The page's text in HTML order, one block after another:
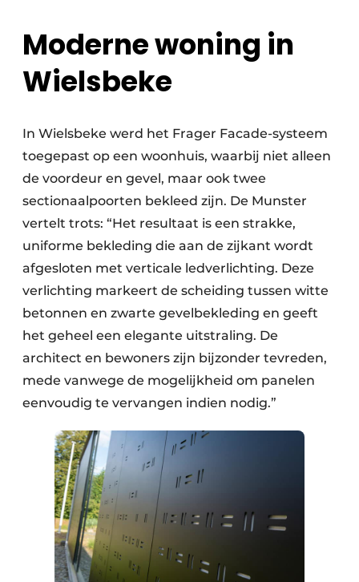
Moderne woning in
Wielsbeke
In Wielsbeke werd het Frager Facade-systeem
toegepast op een woonhuis, waarbij niet alleen
de voordeur en gevel, maar ook twee
sectionaalpoorten bekleed zijn. De Munster
vertelt trots: “Het resultaat is een strakke,
uniforme bekleding die aan de zijkant wordt
afgesloten met verticale ledverlichting. Deze
verlichting markeert de scheiding tussen witte
betonnen en zwarte gevelbekleding en geeft
het geheel een elegante uitstraling. De
architect en bewoners zijn bijzonder tevreden,
mede vanwege de mogelijkheid om panelen
eenvoudig te vervangen indien nodig.”